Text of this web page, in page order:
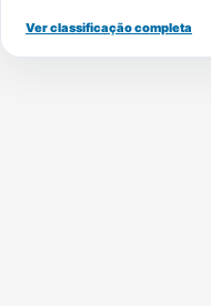
Ver classificação completa